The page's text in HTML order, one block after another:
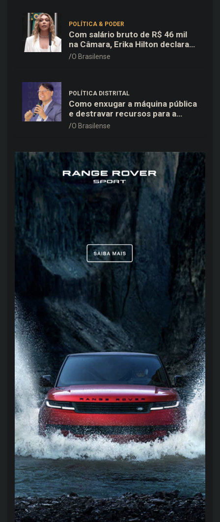
POLÍTICA & PODER
Com salário bruto de R$ 46 mil
na Câmara, Erika Hilton declara
patrimônio de R$ 15,9 mil ao TSE
O Brasilense
POLÍTICA DISTRITAL
Como enxugar a máquina pública
e destravar recursos para a
saúde e educação no DF
O Brasilense